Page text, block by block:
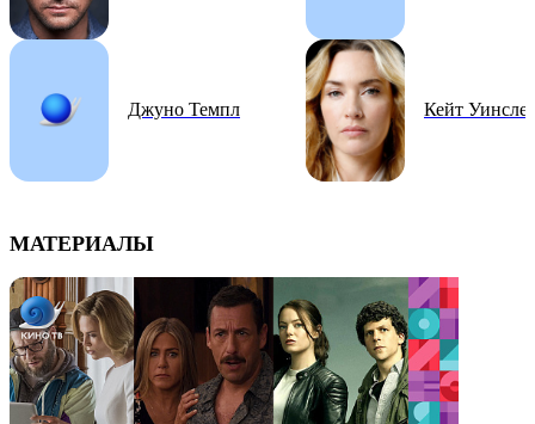
Джуно Темпл Кейт Уинслет
МАТЕРИАЛЫ